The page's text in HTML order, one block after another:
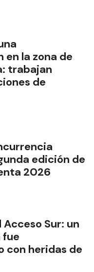
la zona de
trabajan
de
edición de
2026
Acceso Sur: un
con heridas de